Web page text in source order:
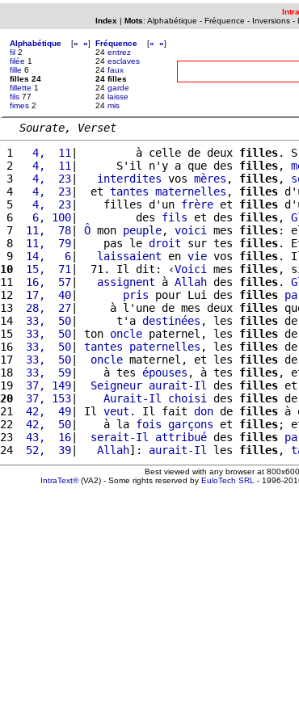
Index | Mots: Alphabétique - Fréquence - Inversions -
Alphabétique [« »]
fil 2
filée 1
fille 6
filles 24
fillette 1
fils 77
fimes 2
Fréquence [« »]
24 entrez
24 esclaves
24 faux
24 filles
24 garde
24 laisse
24 mis
Sourate, Verset
1
  4,  11
|         à celle de deux filles.
2
  4,  11
|      S'il n'y a que des filles,
3
  4,  23
interdites vos mères , filles,
4
  4,  23
|  et tantes maternelles , filles
5
  4,  23
|    filles d'un frère et filles
6
  6, 100
|         des fils et des filles,
7
11,  78 Ô mon peuple, voici mes filles:
8
11,  79 |    pas le droit sur tes filles.
9
14,   6 laissaient en vie vos filles.
10
15,  71 |  71. Il dit: ‹Voici mes filles,
11
16,  57 assignent à Allah des filles.
12
17,  40 pris pour Lui des filles
13
28,  27 |     à l'une de mes deux filles
14
33,  50 |      t'a destinées , les filles
15
33,  50 | ton oncle paternel, les filles
16
33,  50 tantes paternelles , les filles
17
33,  50 oncle maternel, et les filles
18
33,  59 |    à tes épouses , à tes filles,
19
37, 149 Seigneur aurait-Il des filles et
20
37, 153 Aurait-Il choisi des filles de
21
42,  49 | Il veut . Il fait don de filles à
22
42,  50 |    à la fois garçons et filles;
23
43,  16 serait-Il attribué des filles
24
52,  39 Allah]: aurait-Il les filles,
Best viewed with any browser at
IntraText®(VA2) - Some rights reserved by EuloTech SRL - 1996-